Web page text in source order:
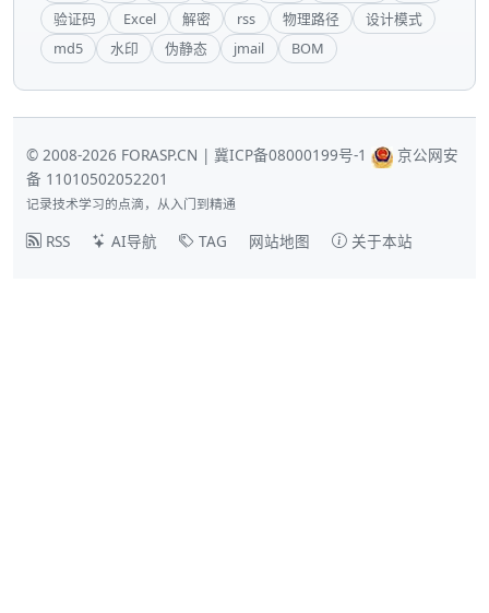
验证码
Excel 解密 rss 物理路径
设计模式
md5
水印 伪静态 jmail BOM
© 2008-2026 FORASP.CN | 冀ICP备08000199号-1
京公网安
备 11010502052201
记录技术学习的点滴，从入门到精通
RSS AI导航 TAG 网站地图 关于本站